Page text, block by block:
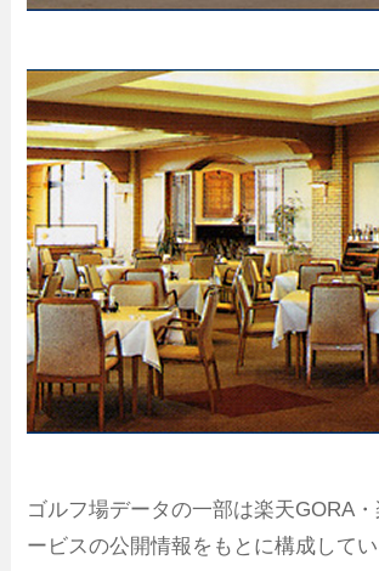
ゴルフ場データの一部は楽天GORA
ービスの公開情報をもとに構成してい